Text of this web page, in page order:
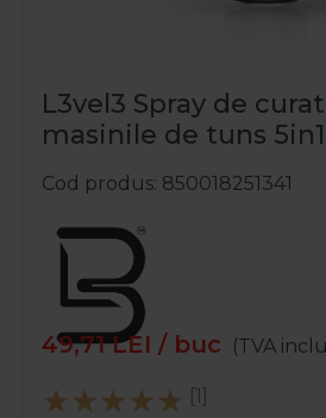
L3vel3 Spray de
masinile de tuns
Cod produs 850018251341
49,71LEI / buc (TVA
[1]